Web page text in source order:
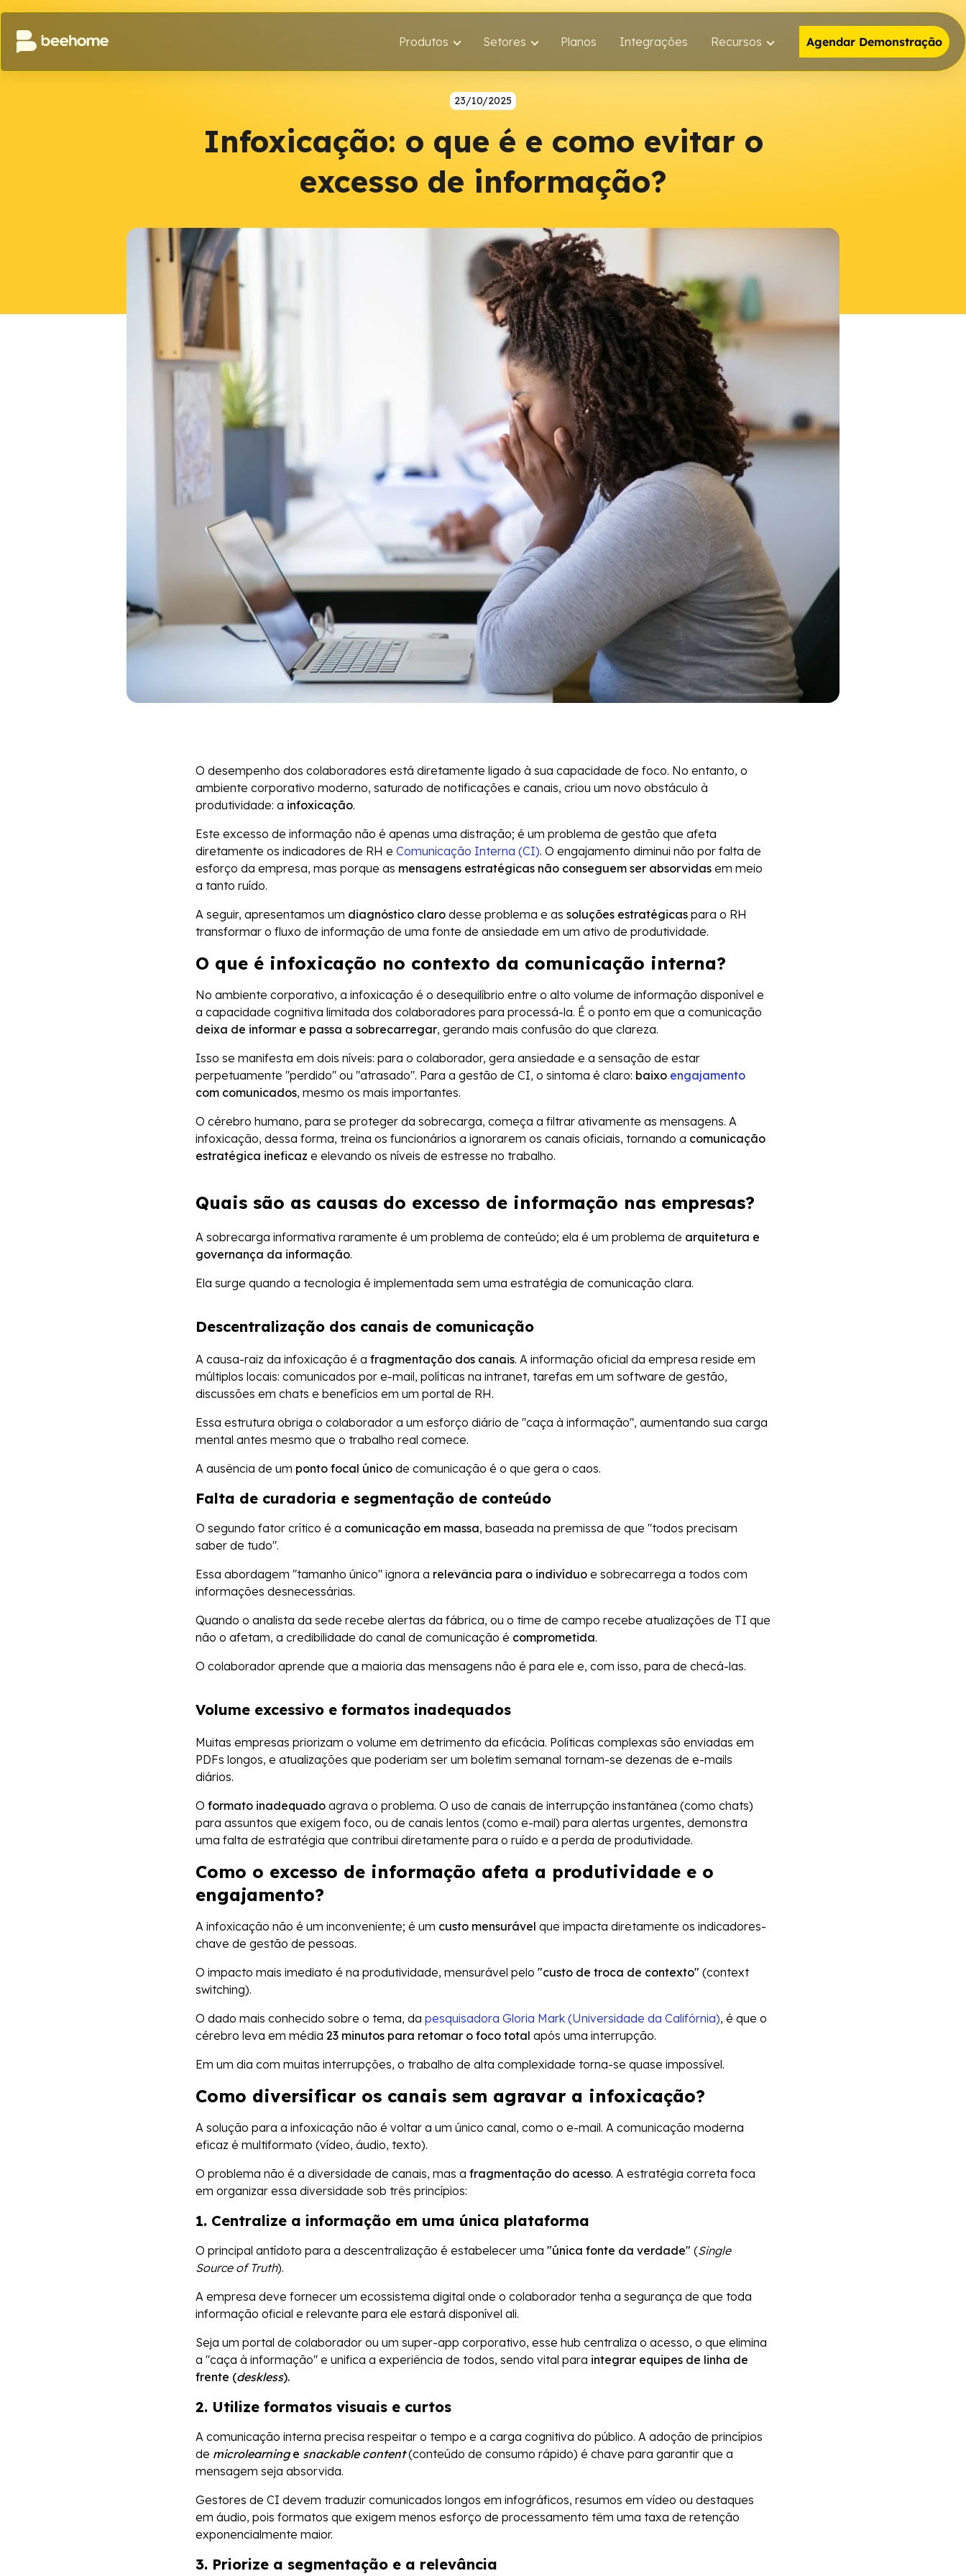
Produtos Setores Planos Integrações Recursos Agendar Demonstração
23/10/2025
Infoxicação: o que é e como evitar o
excesso de informação?
O desempenho dos colaboradores está diretamente ligado à sua capacidade de foco. No entanto, o
ambiente corporativo moderno, saturado de notificações e canais, criou um novo obstáculo à
produtividade: a infoxicação.
Este excesso de informação não é apenas uma distração; é um problema de gestão que afeta
diretamente os indicadores de RH e Comunicação Interna (CI). O engajamento diminui não por falta de
esforço da empresa, mas porque as mensagens estratégicas não conseguem ser absorvidas em meio
a tanto ruído.
A seguir, apresentamos um diagnóstico claro desse problema e as soluções estratégicas para o RH
transformar o fluxo de informação de uma fonte de ansiedade em um ativo de produtividade.
O que é infoxicação no contexto da comunicação interna?
No ambiente corporativo, a infoxicação é o desequilíbrio entre o alto volume de informação disponível e
a capacidade cognitiva limitada dos colaboradores para processá-la. É o ponto em que a comunicação
deixa de informar e passa a sobrecarregar, gerando mais confusão do que clareza.
Isso se manifesta em dois níveis: para o colaborador, gera ansiedade e a sensação de estar
perpetuamente "perdido" ou "atrasado". Para a gestão de CI, o sintoma é claro: baixo engajamento
com comunicados, mesmo os mais importantes.
O cérebro humano, para se proteger da sobrecarga, começa a filtrar ativamente as mensagens. A
infoxicação, dessa forma, treina os funcionários a ignorarem os canais oficiais, tornando a comunicação
estratégica ineficaz e elevando os níveis de estresse no trabalho.
Quais são as causas do excesso de informação nas empresas?
A sobrecarga informativa raramente é um problema de conteúdo; ela é um problema de arquitetura e
governança da informação.
Ela surge quando a tecnologia é implementada sem uma estratégia de comunicação clara.
Descentralização dos canais de comunicação
A causa-raiz da infoxicação é a fragmentação dos canais. A informação oficial da empresa reside em
múltiplos locais: comunicados por e-mail, políticas na intranet, tarefas em um software de gestão,
discussões em chats e benefícios em um portal de RH.
Essa estrutura obriga o colaborador a um esforço diário de "caça à informação", aumentando sua carga
mental antes mesmo que o trabalho real comece.
A ausência de um ponto focal único de comunicação é o que gera o caos.
Falta de curadoria e segmentação de conteúdo
O segundo fator crítico é a comunicação em massa, baseada na premissa de que "todos precisam
saber de tudo".
Essa abordagem "tamanho único" ignora a relevância para o indivíduo e sobrecarrega a todos com
informações desnecessárias.
Quando o analista da sede recebe alertas da fábrica, ou o time de campo recebe atualizações de TI que
não o afetam, a credibilidade do canal de comunicação é comprometida.
O colaborador aprende que a maioria das mensagens não é para ele e, com isso, para de checá-las.
Volume excessivo e formatos inadequados
Muitas empresas priorizam o volume em detrimento da eficácia. Políticas complexas são enviadas em
PDFs longos, e atualizações que poderiam ser um boletim semanal tornam-se dezenas de e-mails
diários.
O formato inadequado agrava o problema. O uso de canais de interrupção instantânea (como chats)
para assuntos que exigem foco, ou de canais lentos (como e-mail) para alertas urgentes, demonstra
uma falta de estratégia que contribui diretamente para o ruído e a perda de produtividade.
Como o excesso de informação afeta a produtividade e o
engajamento?
A infoxicação não é um inconveniente; é um custo mensurável que impacta diretamente os indicadores-
chave de gestão de pessoas.
O impacto mais imediato é na produtividade, mensurável pelo "custo de troca de contexto" (context
switching).
O dado mais conhecido sobre o tema, da pesquisadora Gloria Mark (Universidade da Califórnia), é que o
cérebro leva em média 23 minutos para retomar o foco total após uma interrupção.
Em um dia com muitas interrupções, o trabalho de alta complexidade torna-se quase impossível.
Como diversificar os canais sem agravar a infoxicação?
A solução para a infoxicação não é voltar a um único canal, como o e-mail. A comunicação moderna
eficaz é multiformato (vídeo, áudio, texto).
O problema não é a diversidade de canais, mas a fragmentação do acesso. A estratégia correta foca
em organizar essa diversidade sob três princípios:
1. Centralize a informação em uma única plataforma
O principal antídoto para a descentralização é estabelecer uma "única fonte da verdade" (Single
Source of Truth).
A empresa deve fornecer um ecossistema digital onde o colaborador tenha a segurança de que toda
informação oficial e relevante para ele estará disponível ali.
Seja um portal de colaborador ou um super-app corporativo, esse hub centraliza o acesso, o que elimina
a "caça à informação" e unifica a experiência de todos, sendo vital para integrar equipes de linha de
frente (deskless).
2. Utilize formatos visuais e curtos
A comunicação interna precisa respeitar o tempo e a carga cognitiva do público. A adoção de princípios
de microlearninge snackable content (conteúdo de consumo rápido) é chave para garantir que a
mensagem seja absorvida.
Gestores de CI devem traduzir comunicados longos em infográficos, resumos em vídeo ou destaques
em áudio, pois formatos que exigem menos esforço de processamento têm uma taxa de retenção
exponencialmente maior.
3. Priorize a segmentação e a relevância